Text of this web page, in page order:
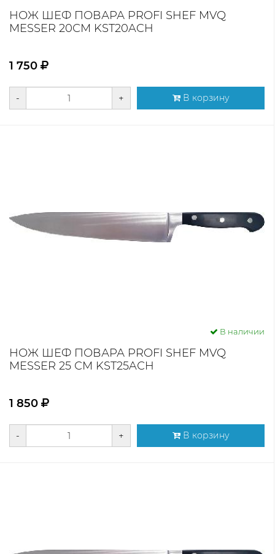
НОЖ ШЕФ ПОВАРА PROFI SHEF MVQ
MESSER 20СМ KST20ACH
1 750
- + В корзину
В наличии
НОЖ ШЕФ ПОВАРА PROFI SHEF MVQ
MESSER 25 СМ KST25AСH
1 850
- + В корзину